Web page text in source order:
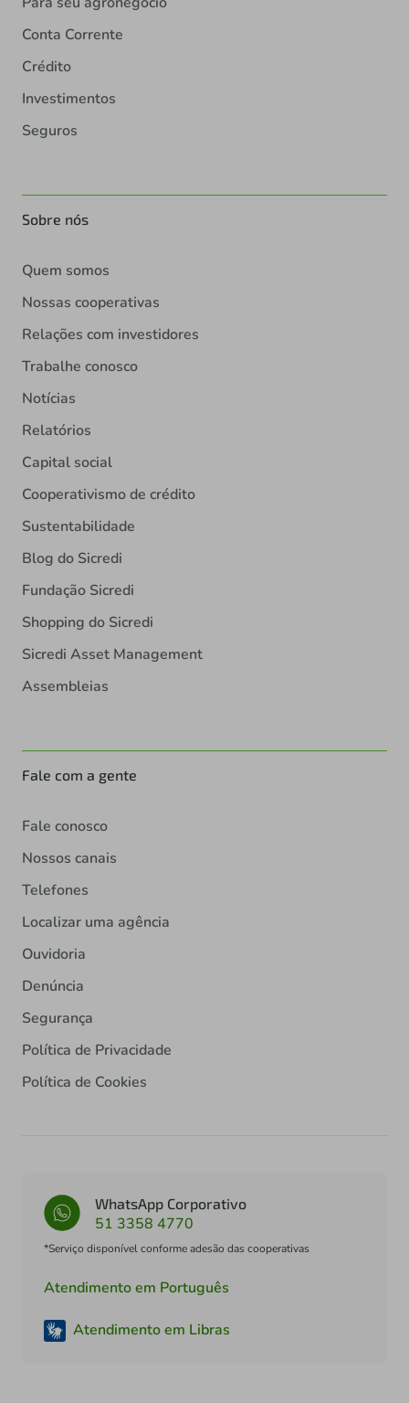
Conta Corrente
Crédito
Investimentos
Seguros
Sobre nós
Quem somos
Nossas cooperativas
Relações com investidores
Trabalhe conosco
Notícias
Relatórios
Capital social
Cooperativismo de crédito
Sustentabilidade
Blog do Sicredi
Fundação Sicredi
Shopping do Sicredi
Sicredi Asset Management
Assembleias
Fale com a gente
Fale conosco
Nossos canais
Telefones
Localizar uma agência
Ouvidoria
Denúncia
Segurança
Política de Privacidade
Política de Cookies
WhatsApp Corporativo
51 3358 4770
*Serviço disponível conforme adesão das cooperativas
Atendimento em Português
Atendimento em Libras